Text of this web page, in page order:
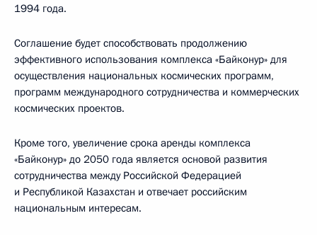
1994 года.
Соглашение будет способствовать продолжению
эффективного использования комплекса «Байконур» для
осуществления национальных космических программ,
программ международного сотрудничества и коммерческих
космических проектов.
Кроме того, увеличение срока аренды комплекса
«Байконур» до 2050 года является основой развития
сотрудничества между Российской Федерацией
и Республикой Казахстан и отвечает российским
национальным интересам.